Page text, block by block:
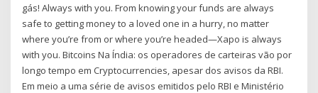
gás! Always with you. From knowing your funds are always
safe to getting money to a loved one in a hurry, no matter
where you’re from or where you’re headed—Xapo is always
with you. Bitcoins Na Índia: os operadores de carteiras vão por
longo tempo em Cryptocurrencies, apesar dos avisos da RBI.
Em meio a uma série de avisos emitidos pelo RBI e Ministério